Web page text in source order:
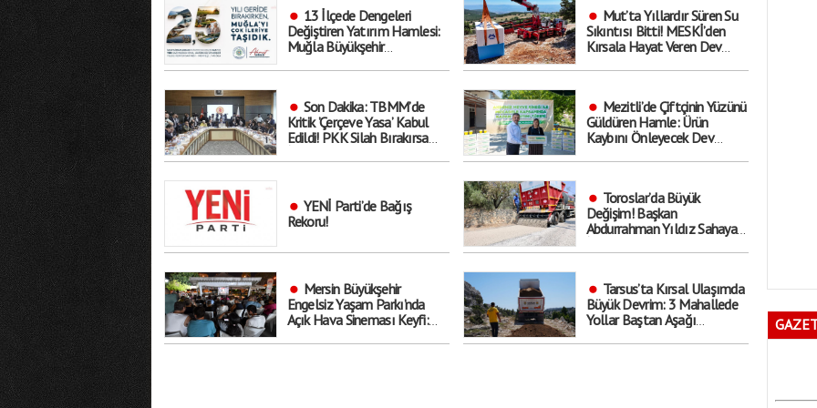
13 İlçede Dengeleri
Değiştiren Yatırım Hamlesi:
Muğla Büyükşehir
Mut’ta Yıllardır Süren Su
Sıkıntısı Bitti! MESKİ’den
Kırsala Hayat Veren Dev
Son Dakika: TBMM’de
Kritik ’Çerçeve Yasa’ Kabul
Edildi! PKK Silah Bırakırsa
Mezitli’de Çiftçinin Yüzünü
Güldüren Hamle: Ürün
Kaybını Önleyecek Dev
YENİ Parti’de Bağış
Rekoru!
Toroslar’da Büyük
Değişim! Başkan
Abdurrahman Yıldız Sahaya
Mersin Büyükşehir
Engelsiz Yaşam Parkı’nda
Açık Hava Sineması Keyfi:
Tarsus’ta Kırsal Ulaşımda
Büyük Devrim: 3 Mahallede
Yollar Baştan Aşağı